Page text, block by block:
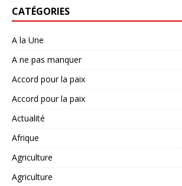
CATÉGORIES
A la Une
A ne pas manquer
Accord pour la paix
Accord pour la paix
Actualité
Afrique
Agriculture
Agriculture